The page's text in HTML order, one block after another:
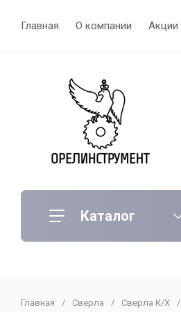
Главная О компании Акции
Каталог
Главная / Сверла / Сверла К/Х /